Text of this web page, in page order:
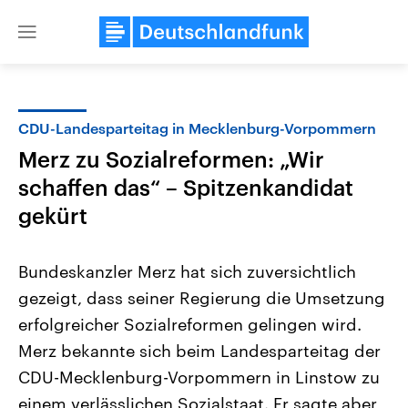
Close
Landtagswahl Sachsen-Anhalt
2026
Alle Informationen
Sachsen-Anhalt wählt am 6.
September 2026 einen neuen
Landtag. Seit 2021 wird das
Bundesland von einer Koalition aus
USA
Aktuelle Beiträge,
Hintergründe
Wirtschaftlich und
gehören die Vereinigten
mit großem Einfluss auf
CDU-Landesparteitag in Mecklenburg-Vorpommern
Merz zu Sozialreformen: „Wir
schaffen das“ – Spitzenkandidat
gekürt
Bundeskanzler Merz hat sich zuversichtlich
gezeigt, dass seiner Regierung die Umsetzung
erfolgreicher Sozialreformen gelingen wird.
Merz bekannte sich beim Landesparteitag der
CDU-Mecklenburg-Vorpommern in Linstow zu
einem verlässlichen Sozialstaat. Er sagte aber